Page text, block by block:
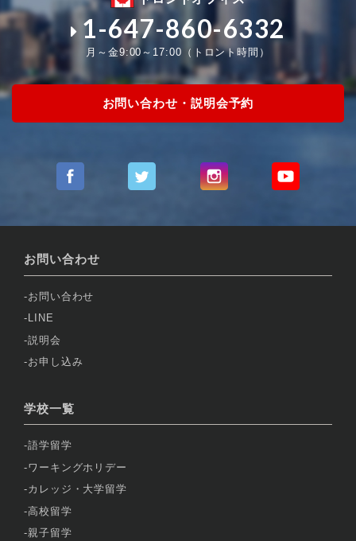
1-647-860-6332
月～金9:00～17:00（トロント時間）
お問い合わせ・説明会予約
お問い合わせ
お問い合わせ
LINE
説明会
お申し込み
学校一覧
語学留学
ワーキングホリデー
カレッジ・大学留学
高校留学
親子留学